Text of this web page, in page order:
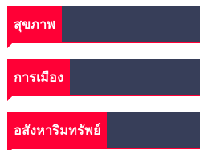
สุขภาพ
การเมือง
อสังหาริมทรัพย์